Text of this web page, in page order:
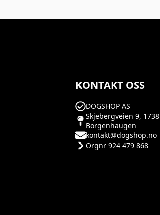
KONTAKT OSS
DOGSHOP AS
Skjebergveien 9, 1738
Borgenhaugen
kontakt@dogshop.no
Orgnr 924 479 868